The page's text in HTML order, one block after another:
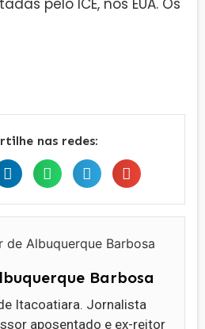
pelo ICE, nos EUA. Os
nas redes:
Barbosa
Itacoatiara. Jornalista
aposentado e ex-reitor